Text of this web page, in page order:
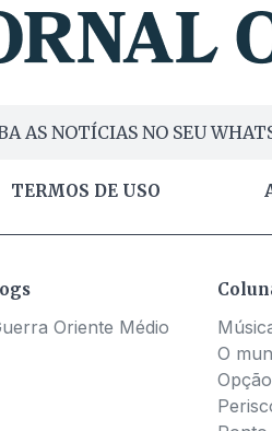
AS NOTÍCIAS NO SEU
TERMOS DE USO
Oriente Médio
O